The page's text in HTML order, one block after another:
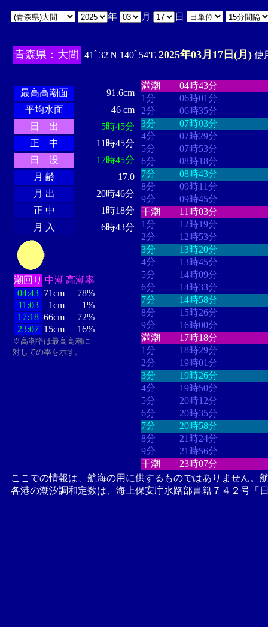
年 月 日
青森県：大間 41ﾟ32'N 140ﾟ54'E 2025年03月17日(月) 使
最高高潮面
91.6cm
平均水面
46 cm
日 出
5時45分
正 中
11時45分
日 没
17時45分
月 齢
17.0
月 出
20時46分
正 中
1時18分
月 入
6時43分
潮回り 中潮 高潮率
04:43 71cm
78%
11:03
1cm
1%
17:18 66cm
72%
23:07 15cm 16%
※高潮率は最高高潮に
対しての率を示す。
満潮
04時43分
1分
06時01分
2分
06時35分
3分
07時03分
4分
07時29分
5分
07時53分
6分
08時18分
7分
08時43分
8分
09時11分
9分
09時45分
干潮
11時03分
1分
12時19分
2分
12時53分
3分
13時20分
4分
13時45分
5分
14時09分
6分
14時33分
7分
14時58分
8分
15時26分
9分
16時00分
満潮
17時18分
1分
18時29分
2分
19時01分
3分
19時26分
4分
19時50分
5分
20時12分
6分
20時35分
7分
20時58分
8分
21時24分
9分
21時56分
干潮
23時07分
ここでの情報は、航海の用に供するものではありません。
各港の潮汐調和定数は、海上保安庁水路部書籍７４２号「